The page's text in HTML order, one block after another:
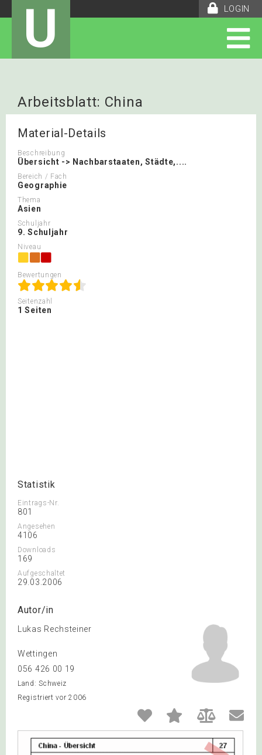
LOGIN
U
Arbeitsblatt: China
Material-Details
Beschreibung
Übersicht -> Nachbarstaaten, Städte,....
Bereich / Fach
Geographie
Thema
Asien
Schuljahr
9. Schuljahr
Niveau
Bewertungen
Seitenzahl
1 Seiten
Statistik
Eintrags-Nr.
801
Angesehen
4106
Downloads
169
Aufgeschaltet
29.03.2006
Autor/in
Lukas Rechsteiner
Wettingen
056 426 00 19
Land: Schweiz
Registriert vor 2006